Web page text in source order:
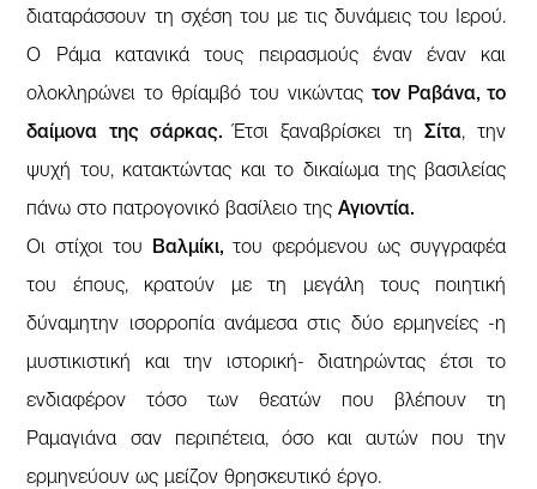
διαταράσσουν τη σχέση του με τις δυνάμεις του Ιερού.
Ο Ράμα κατανικά τους πειρασμούς έναν έναν και
ολοκληρώνει το θρίαμβό του νικώντας τον Ραβάνα, το
δαίμονα της σάρκας.Έτσι ξαναβρίσκει τηΣίτα, την
ψυχή του, κατακτώντας και το δικαίωμα της βασιλείας
πάνω στο πατρογονικό βασίλειο τηςΑγιοντία.
Οι στίχοι του Βαλμίκι,του φερόμενου ως συγγραφέα
του έπους, κρατούν με τη μεγάλη τους ποιητική
δύναμητην ισορροπία ανάμεσα στις δύο ερμηνείες -η
μυστικιστική και την ιστορική- διατηρώντας έτσι το
ενδιαφέρον τόσο των θεατών που βλέπουν τη
Ραμαγιάνα σαν περιπέτεια, όσο και αυτών που την
ερμηνεύουν ως μείζον θρησκευτικό έργο.